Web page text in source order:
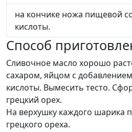
на кончике ножа пищевой
кислоты.
Способ
Сливочное масло хорошо
сахаром, яйцом с
кислоты. Вымесить тесто.
грецкий орех.
На верхушку каждого шарика
грецкого ореха.